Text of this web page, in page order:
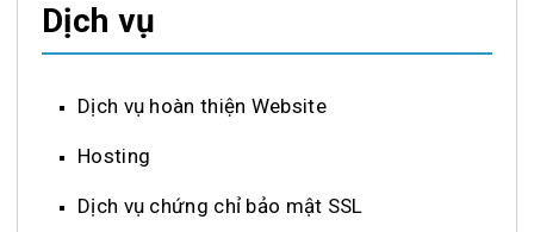
Dịch vụ
Dịch vụ hoàn thiện Website
Hosting
Dịch vụ chứng chỉ bảo mật SSL